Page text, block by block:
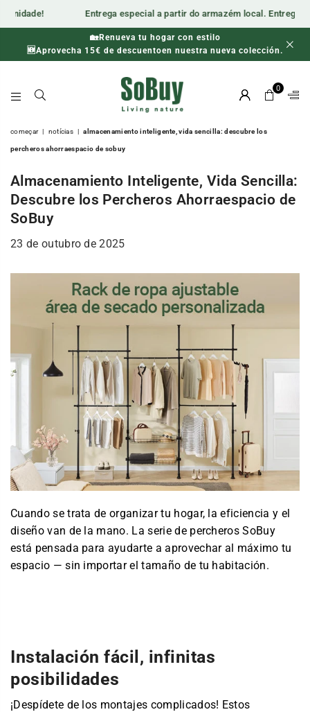
Entrega especial a partir do armazém local. Entrega ao
🕒 Última oportunidade para poupar! Apenas enquanto durarem
os stocks.
🏡Renueva tu hogar con estilo
🆕Aprovecha 15€ de descuentoen nuestra nueva colección.
ES
0
começar | notícias | almacenamiento inteligente, vida sencilla: descubre los
percheros ahorraespacio de sobuy
Almacenamiento Inteligente, Vida Sencilla:
Descubre los Percheros Ahorraespacio de
SoBuy
23 de outubro de 2025
Cuando se trata de organizar tu hogar, la eficiencia y el
diseño van de la mano. La serie de percheros SoBuy
está pensada para ayudarte a aprovechar al máximo tu
espacio — sin importar el tamaño de tu habitación.
Instalación fácil, infinitas
posibilidades
¡Despídete de los montajes complicados! Estos